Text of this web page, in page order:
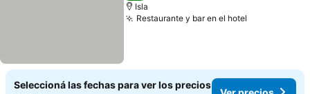
Isla
Restaurante y bar en el hotel
Seleccioná las fechas para ver los precios